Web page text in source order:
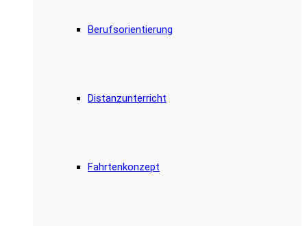
Berufsorientierung
Distanzunterricht
Fahrtenkonzept